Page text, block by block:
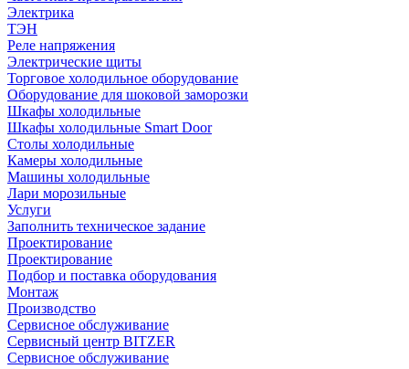
Электрика
ТЭН
Реле напряжения
Электрические щиты
Торговое холодильное оборудование
Оборудование для шоковой заморозки
Шкафы холодильные
Шкафы холодильные Smart Door
Столы холодильные
Камеры холодильные
Машины холодильные
Лари морозильные
Услуги
Заполнить техническое задание
Проектирование
Проектирование
Подбор и поставка оборудования
Монтаж
Производство
Сервисное обслуживание
Сервисный центр BITZER
Сервисное обслуживание